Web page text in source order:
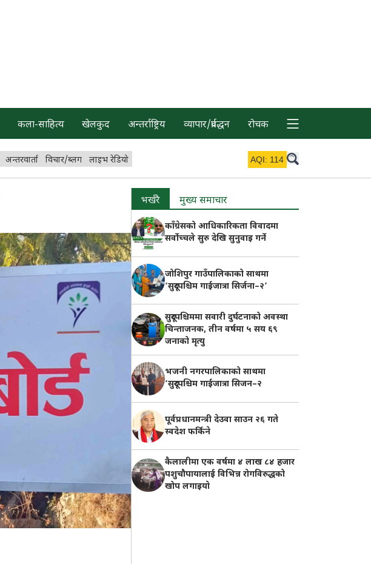
कला-साहित्य खेलकुद अन्तर्राष्ट्रिय व्यापार/प्रर्वद्धन रोचक
अन्तरवार्ता विचार/ब्लग लाइभ रेडियो AQI: 114
भर्खरै मुख्य समाचार
काँग्रेसको आधिकारिकता विवादमा
सर्वोच्चले सुरु देखि सुनुवाइ गर्ने
जोशिपुर गाउँपालिकाको साथमा
‘सुदूरपश्चिम गाईजात्रा सिर्जना–२’
सुदूरपश्चिममा सवारी दुर्घटनाको अवस्था
चिन्ताजनक, तीन वर्षमा ५ सय ६९
जनाको मृत्यु
भजनी नगरपालिकाको साथमा
‘सुदूरपश्चिम गाईजात्रा सिजन–२
पूर्वप्रधानमन्त्री देउवा साउन २६ गते
स्वदेश फर्किने
कैलालीमा एक वर्षमा ४ लाख ८४ हजार
पशुचौपायालाई विभिन्न रोगविरुद्धको
खोप लगाइयाे